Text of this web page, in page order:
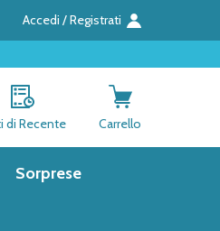
Accedi / Registrati
di Recente Carrello
Sorprese